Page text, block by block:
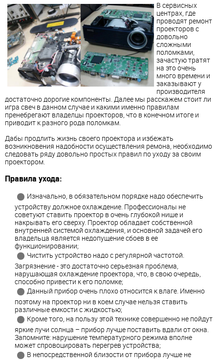
В сервисных
центрах, где
проводят ремонт
проекторов с
довольно
сложными
поломками,
зачастую тратят
на это очень
много времени и
заказывают у
производителя
достаточно дорогие компоненты. Далее мы расскажем стоит ли
игра свеч в данном случае и какими именно правилам
пренебрегают владелцы проекторов, что в конечном итоге и
приводит к разного рода поломкам.
Дабы продлить жизнь своего проектора и избежать
возникновения надобности осуществления ремона, необходимо
следовать ряду довольно простых правил по уходу за своим
проектором.
Правила ухода:
Изначально, в обязательном порядке надо обеспечить
устройству должное охлаждение. Профессионалы не
советуют ставить проектор в очень глубокой нише и
накрывать его сверху. Проектор обладает собственной
внутренней системой охлаждения, и основной задачей его
владельца является недопущение сбоев в ее
функционировании;
Чистить устройство надо с регулярной частотой.
Загрязнение - это достаточно серьезная проблема,
нарушающая охлаждение проектора, что, в свою очередь,
способно привести к его поломке;
Данный прибор очень плохо относится к влаге. Именно
поэтому на проектор ни в коем случае нельзя ставить
различные емкости с жидкостью;
Кроме того, на пользу этой технике совершенно не пойдут
яркие лучи солнца – прибор лучше поставить вдали от окна.
Запомните: нарушение температурного режима вполне
может спровоцировать перегрев устройства;
В непосредственной близости от прибора лучше не